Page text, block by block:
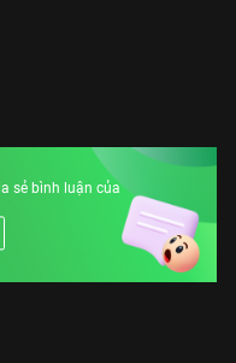
sẻ bình luận của